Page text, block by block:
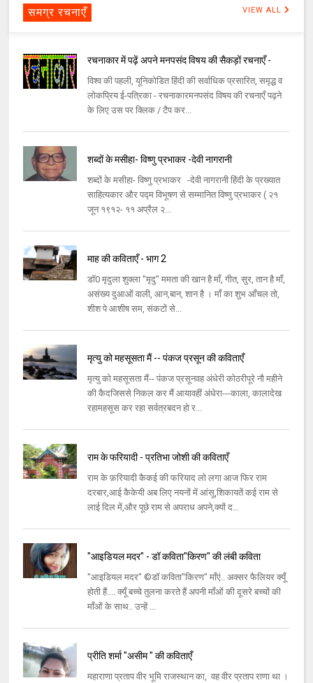
समग्र रचनाएँ VIEW ALL
रचनाकार में पढ़ें अपने मनपसंद विषय की सैकड़ों रचनाएँ -
विश्व की पहली, यूनिकोडित हिंदी की सर्वाधिक प्रसारित, समृद्ध व
लोकप्रिय ई-पत्रिका - रचनाकारमनपसंद विषय की रचनाएँ पढ़ने
के लिए उस पर क्लिक / टैप कर...
शब्दों के मसीहा- विष्णु प्रभाकर -देवी नागरानी
शब्दों के मसीहा- विष्णु प्रभाकर -देवी नागरानी हिंदी के प्रख्यात
साहित्यकार और पद्म विभूषण से सम्मानित विष्णु प्रभाकर ( २१
जून १९१२- ११ अप्रैल २...
माह की कविताएँ - भाग 2
डॉ0 मृदुला शुक्ला "मृदु" ममता की खान है माँ, गीत, सुर, तान है माँ,
असंख्य दुआओं वाली, आन,बान, शान है । माँ का शुभ आँचल तो,
शीश पे आशीष सम, संकटों से...
मृत्यु को महसूसता मैं -- पंकज प्रसून की कविताएँ
मृत्यु को महसूसता मैं-- पंकज प्रसूनवह अंधेरी कोठरीपूरे नौ महीने
की कैदजिससे निकल कर मैं आयावहीं अंधेरा---काला, कालादेख
रहामहसूस कर रहा सर्वत्रबदन हो र...
राम के फरियादी - प्रतिभा जोशी की कविताएँ
राम के फ़रियादी कैकई की फरियाद लो लगा आज फिर राम
दरबार,आई कैकेयी अब लिए नयनों में आंसू,शिकायतें कई राम से
लाई दिल में,और पूछे राम से अपराध अपने,क्यों द...
"आइडियल मदर" - डॉ कविता"किरण" की लंबी कविता
"आइडियल मदर" ©डॉ कविता"किरण" माँएं.. अक्सर फैलियर क्यूँ
होती हैं.... क्यूँ बच्चे तुलना करते हैं अपनी माँओं की दूसरे बच्चों की
माँओं के साथ.. उन्हें ...
प्रीति शर्मा "असीम " की कविताएँ
महाराणा प्रताप वीर भूमि राजस्थान का, वह वीर प्रताप राणा था ।